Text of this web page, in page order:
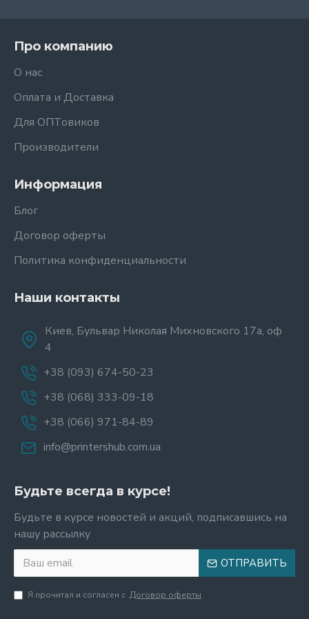
Про компанию
О нас
Оплата и Доставка
Для ОПТовиков
Производители
Информация
Блог
Договор оферты
Политика конфиденциальности
Наши контакты
Киев, Бульвар Николая Михновского 17а, оф
4
+38 (093) 674-50-23
+38 (068) 333-09-18
+38 (066) 971-84-89
info@printershub.com.ua
Будьте всегда в курсе!
Будьте в курсе новостей и акций, подписавшись на
нашу рассылку
ОТПРАВИТЬ
Я прочитал и согласен с Договор оферты